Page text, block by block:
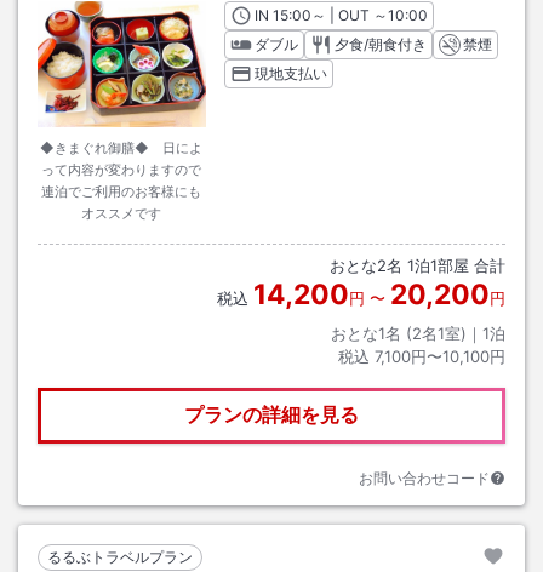
◆きまぐれ御膳◆ 日によ
って内容が変わりますので
連泊でご利用のお客様にも
オススメです
INチェックイン
15:00 ～ | OUT チェックアウト
～10:00
ダブル
夕食/朝食付き
禁煙
現地支払い
おとな2名 1泊1部屋 合計
税込 14,200円 〜 20,200円
おとな1名 (2名1室)｜ 1泊
税込 7,100円〜10,100円
プランの詳細を見る
お問い合わせコード
るるぶトラベルプラン